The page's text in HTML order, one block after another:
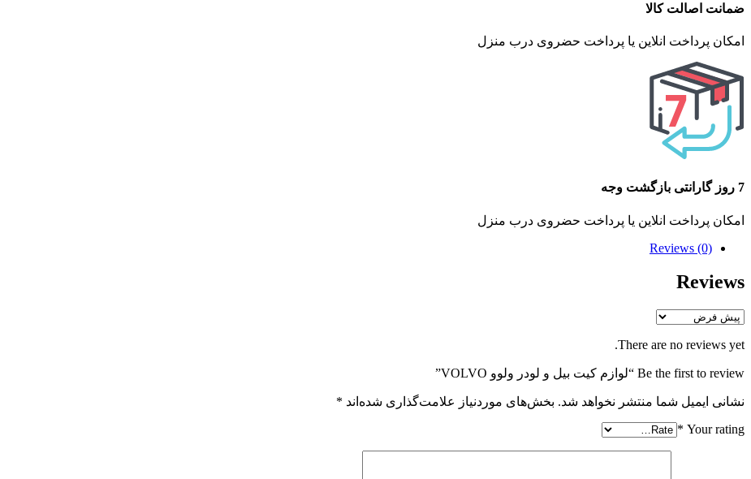
ضمانت اصالت کالا
امکان پرداخت انلاین یا پرداخت حضروی درب منزل
7 روز گارانتی بازگشت وجه
امکان پرداخت انلاین یا پرداخت حضروی درب منزل
Reviews (0)
Reviews
There are no reviews yet.
Be the first to review “لوازم کیت بیل و لودر ولوو VOLVO”
نشانی ایمیل شما منتشر نخواهد شد. بخش‌های موردنیاز علامت‌گذاری شده‌اند *
Your rating
*